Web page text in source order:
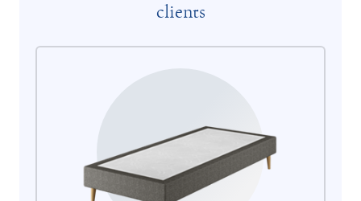
clients